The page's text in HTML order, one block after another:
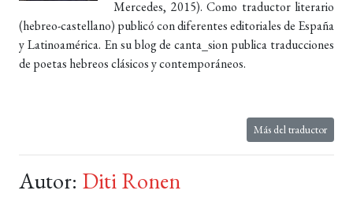
Mercedes, 2015). Como traductor literario
(hebreo-castellano) publicó con diferentes editoriales de España
y Latinoamérica. En su blog de canta_sion publica traducciones
de poetas hebreos clásicos y contemporáneos.
Más del traductor
Autor: Diti Ronen